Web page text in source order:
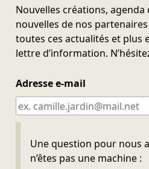
Nouvelles créations,
nouvelles de nos
toutes ces actualités et plus
lettre d’information.
Adresse e-mail
Une question pour nous
n’êtes pas une machine :
Ne pas remplir